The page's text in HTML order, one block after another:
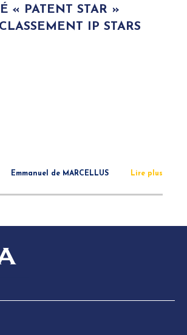
« PATENT STAR »
IP STARS
Emmanuel de MARCELLUS Lire plus